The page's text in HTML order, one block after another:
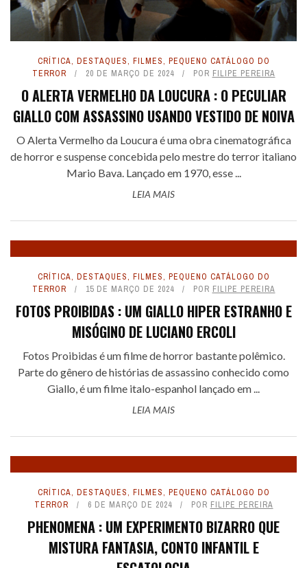
CRÍTICA, DESTAQUES, FILMES, PEQUENO CATÁLOGO DO
TERROR
20 DE MARÇO DE 2024 POR FILIPE PEREIRA
O ALERTA VERMELHO DA LOUCURA : O PECULIAR
GIALLO COM ASSASSINO USANDO VESTIDO DE NOIVA
O Alerta Vermelho da Loucura é uma obra cinematográfica
de horror e suspense concebida pelo mestre do terror italiano
Mario Bava. Lançado em 1970, esse ...
LEIA MAIS
CRÍTICA, DESTAQUES, FILMES, PEQUENO CATÁLOGO DO
TERROR
15 DE MARÇO DE 2024 POR FILIPE PEREIRA
FOTOS PROIBIDAS : UM GIALLO HIPER ESTRANHO E
MISÓGINO DE LUCIANO ERCOLI
Fotos Proibidas é um filme de horror bastante polêmico.
Parte do gênero de histórias de assassino conhecido como
Giallo, é um filme italo-espanhol lançado em ...
LEIA MAIS
CRÍTICA, DESTAQUES, FILMES, PEQUENO CATÁLOGO DO
TERROR
6 DE MARÇO DE 2024 POR FILIPE PEREIRA
PHENOMENA : UM EXPERIMENTO BIZARRO QUE
MISTURA FANTASIA, CONTO INFANTIL E